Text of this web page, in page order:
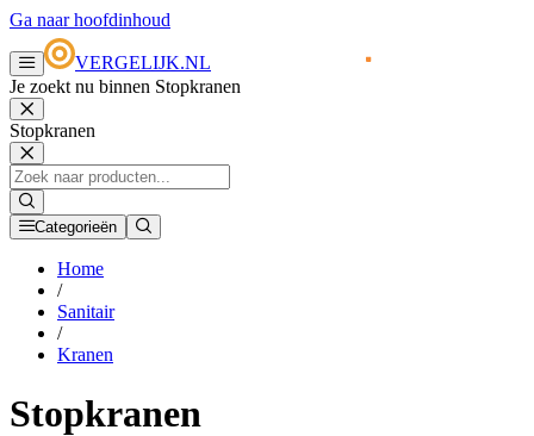
Ga naar hoofdinhoud
VERGELIJK.NL
Je zoekt nu binnen Stopkranen
Stopkranen
Categorieën
Home
/
Sanitair
/
Kranen
Stopkranen